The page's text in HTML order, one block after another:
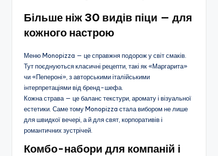
Більше ніж 30 видів піци — для
кожного настрою
Меню Monopizza — це справжня подорож у світ смаків.
Тут поєднуються класичні рецепти, такі як «Маргарита»
чи «Пепероні», з авторськими італійськими
інтерпретаціями від бренд-шефа.
Кожна страва — це баланс текстури, аромату і візуальної
естетики. Саме тому Monopizza стала вибором не лише
для швидкої вечері, а й для свят, корпоративів і
романтичних зустрічей.
Комбо-набори для компаній і